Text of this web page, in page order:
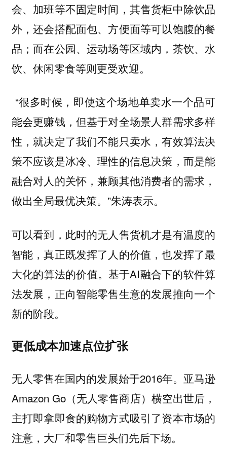
会、加班等不固定时间，其售货柜中除饮品
外，还会搭配面包、方便面等可以饱腹的餐
品；而在公园、运动场等区域内，茶饮、水
饮、休闲零食等则更受欢迎。
“很多时候，即使这个场地单卖水一个品可
能会更赚钱，但基于对全场景人群需求多样
性，就决定了我们不能只卖水，有效算法决
策不应该是冰冷、理性的信息决策，而是能
融合对人的关怀，兼顾其他消费者的需求，
做出全局最优决策。”朱涛表示。
可以看到，此时的无人售货机才是有温度的
智能，真正既发挥了人的价值，也发挥了最
大化的算法的价值。基于AI融合下的软件算
法发展，正向智能零售生意的发展推向一个
新的阶段。
更低成本加速点位扩张
无人零售在国内的发展始于2016年。亚马逊
Amazon Go（无人零售商店）横空出世后，
主打即拿即食的购物方式吸引了资本市场的
注意，大厂和零售巨头们先后下场。